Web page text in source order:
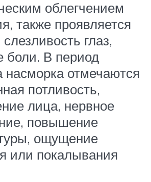
облегчением
также проявляется
глаз,
боли. В период
насморка отмечаются
потливость,
лица, нервное
повышение
ощущение
или покалывания